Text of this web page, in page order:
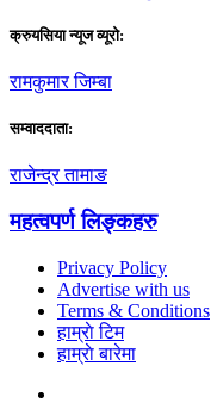
क्रुयसिया न्यूज व्यूराे:
रामकुमार जिम्बा
सम्वाददाता:
राजेन्द्र तामाङ
महत्वपर्ण लिङ्कहरु
Privacy Policy
Advertise with us
Terms & Conditions
हाम्राे टिम
हाम्राे बारेमा